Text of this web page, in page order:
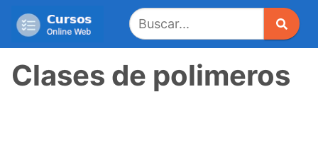
Clases de polimeros